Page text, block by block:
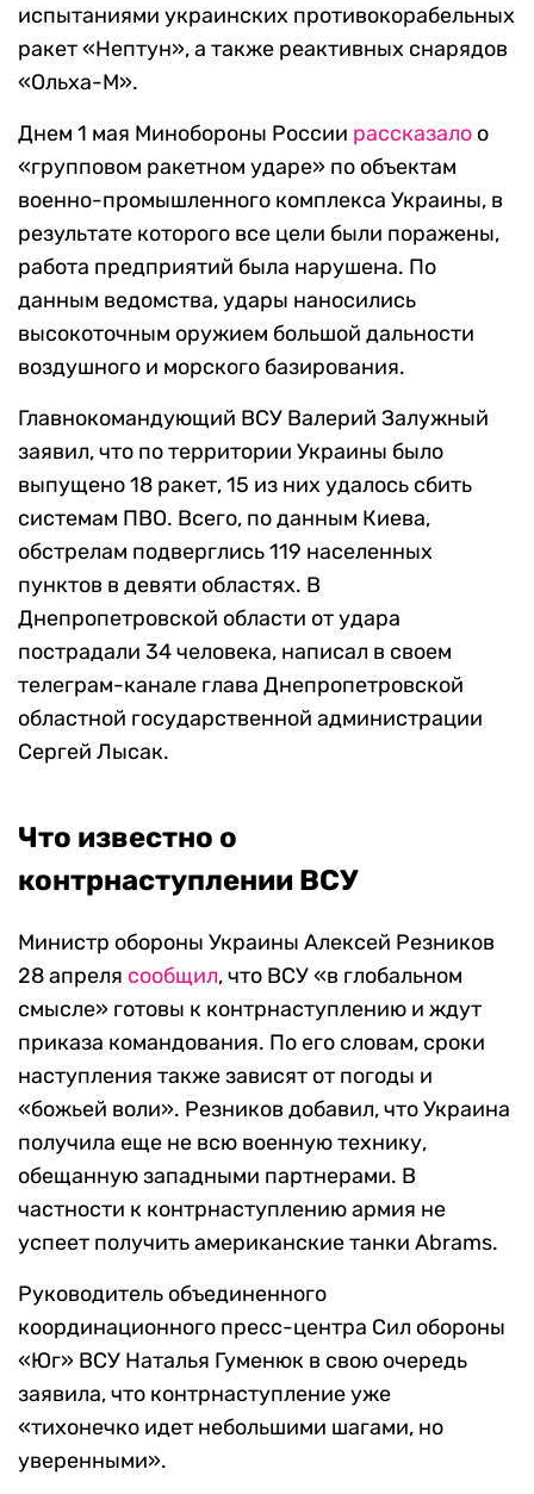
испытаниями украинских противокорабельных
ракет «Нептун», а также реактивных снарядов
«Ольха-М».
Днем 1 мая Минобороны России рассказало о
«групповом ракетном ударе» по объектам
военно-промышленного комплекса Украины, в
результате которого все цели были поражены,
работа предприятий была нарушена. По
данным ведомства, удары наносились
высокоточным оружием большой дальности
воздушного и морского базирования.
Главнокомандующий ВСУ Валерий Залужный
заявил, что по территории Украины было
выпущено 18 ракет, 15 из них удалось сбить
системам ПВО. Всего, по данным Киева,
обстрелам подверглись 119 населенных
пунктов в девяти областях. В
Днепропетровской области от удара
пострадали 34 человека, написал в своем
телеграм-канале глава Днепропетровской
областной государственной администрации
Сергей Лысак.
Что известно о
контрнаступлении ВСУ
Министр обороны Украины Алексей Резников
28 апреля сообщил, что ВСУ «в глобальном
смысле» готовы к контрнаступлению и ждут
приказа командования. По его словам, сроки
наступления также зависят от погоды и
«божьей воли». Резников добавил, что Украина
получила еще не всю военную технику,
обещанную западными партнерами. В
частности к контрнаступлению армия не
успеет получить американские танки Abrams.
Руководитель объединенного
координационного пресс-центра Сил обороны
«Юг» ВСУ Наталья Гуменюк в свою очередь
заявила, что контрнаступление уже
«тихонечко идет небольшими шагами, но
уверенными».